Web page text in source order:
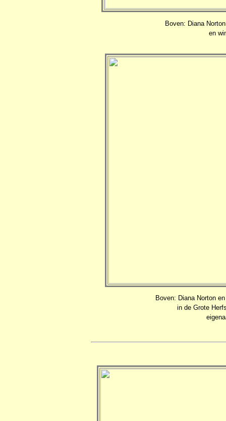
Boven: Diana
en
Boven: Diana Norton
in de Grote